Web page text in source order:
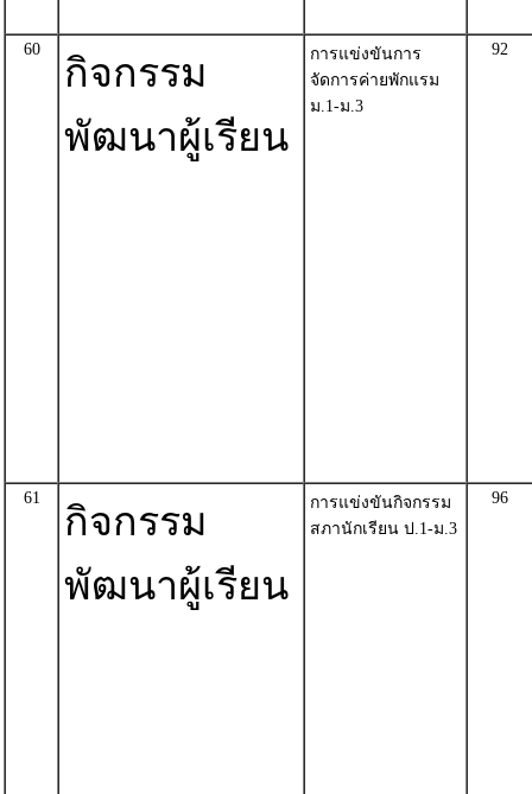
60
กิจกรรม
พัฒนาผู้เรียน
การแข่งขันการ
จัดการค่ายพักแรม
ม.1-ม.3
92
61
กิจกรรม
พัฒนาผู้เรียน
การแข่งขันกิจกรรม
สภานักเรียน ป.1-ม.3
96